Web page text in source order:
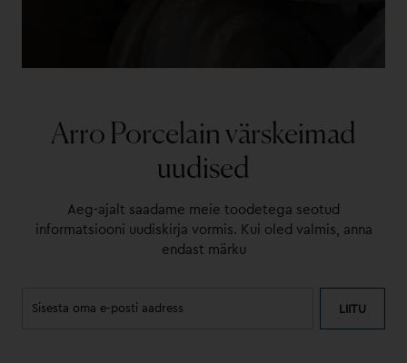
Arro Porcelain värskeimad
uudised
Aeg-ajalt saadame meie toodetega seotud
informatsiooni uudiskirja vormis. Kui oled valmis, anna
endast märku
LIITU